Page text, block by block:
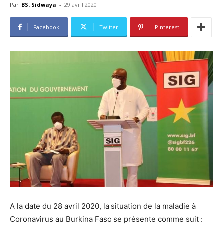
Par BS. Sidwaya - 29 avril 2020
Facebook Twitter Pinterest
A la date du 28 avril 2020, la situation de la maladie à
Coronavirus au Burkina Faso se présente comme suit :